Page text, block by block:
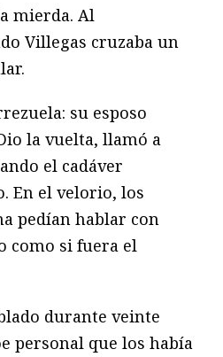
mierda. Al
Villegas cruzaba un
su esposo
la vuelta, llamó a
el cadáver
En el velorio, los
pedían hablar con
como si fuera el
durante veinte
personal que los había